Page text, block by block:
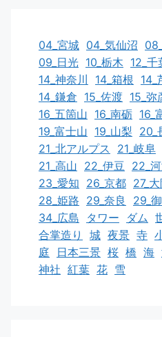
04_宮城 04_気仙沼
09_日光 10_栃木 12_千
14_神奈川
14_箱根 14_
14_鎌倉 15_佐渡 15_弥
16_五箇山 16_南砺 16_
19_富士山 19_山梨 20_
21_北アルプス
21_岐阜
21_高山 22_伊豆 22_
23_愛知 26_京都 27_
28_姫路 29_奈良 29_
34_広島
タワー ダム
合掌造り
城 夜景 寺
庭
日本三景 桜 橋 海
神社 紅葉 花 雪